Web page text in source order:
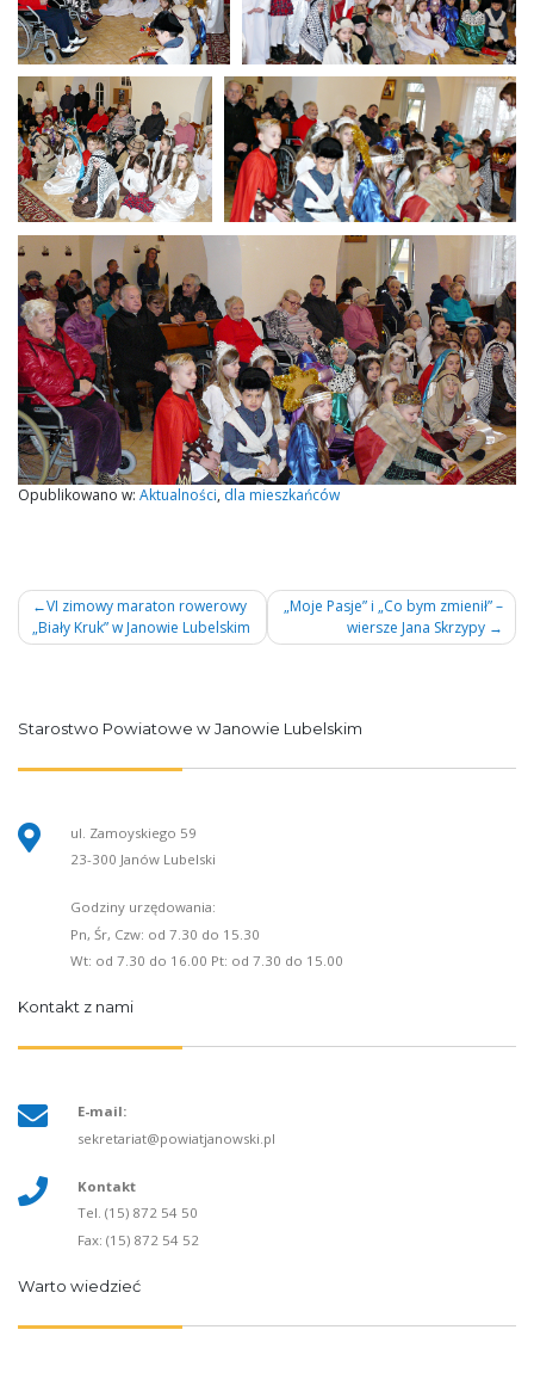
Opublikowano w: Aktualności, dla mieszkańców
Nawigacja
wpisu
VI zimowy maraton rowerowy
„Biały Kruk” w Janowie Lubelskim
„Moje Pasje” i „Co bym zmienił” –
wiersze Jana Skrzypy
Starostwo Powiatowe w Janowie Lubelskim
ul. Zamoyskiego 59
23-300 Janów Lubelski
Godziny urzędowania:
Pn, Śr, Czw: od 7.30 do 15.30
Wt: od 7.30 do 16.00 Pt: od 7.30 do 15.00
Kontakt z nami
E-mail:
sekretariat@powiatjanowski.pl
Kontakt
Tel. (15) 872 54 50
Fax: (15) 872 54 52
Warto wiedzieć